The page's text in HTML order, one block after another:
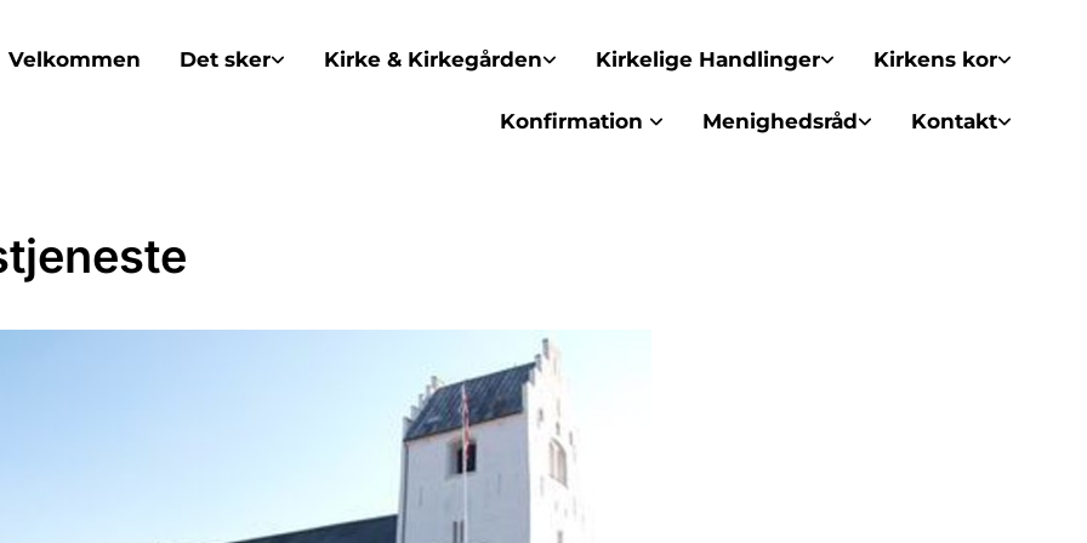
Velkommen Det sker Kirke & Kirkegården Kirkelige Handlinger Kirkens kor
Konfirmation Menighedsråd Kontakt